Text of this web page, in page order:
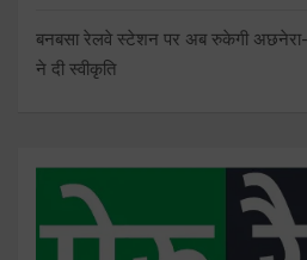
बनबसा रेलवे स्टेशन पर अब रुकेगी
ने दी स्वीकृति